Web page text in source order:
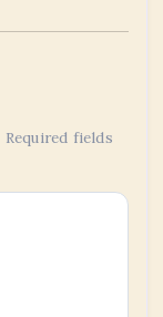
Required fields